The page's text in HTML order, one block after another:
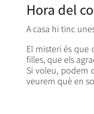
Hora del
A casa hi tinc
El misteri és que
filles, que els
Si voleu, podem
veurem què en